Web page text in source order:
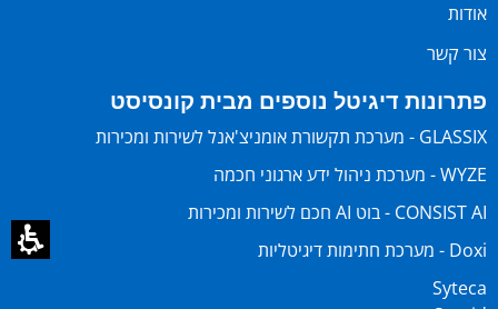
אודות
צור קשר
פתרונות דיגיטל נוספים מבית קונסיסט
GLASSIX - מערכת תקשורת אומניצ'אנל לשירות ומכירות
WYZE - מערכת ניהול ידע ארגוני חכמה
CONSIST AI - בוט AI חכם לשירות ומכירות
Doxi - מערכת חתימות דיגיטליות
Syteca